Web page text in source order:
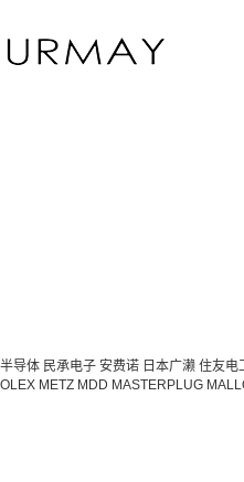
导体 民承电子 安费诺 日本广濑 住友电
METZ MDD MASTERPLUG